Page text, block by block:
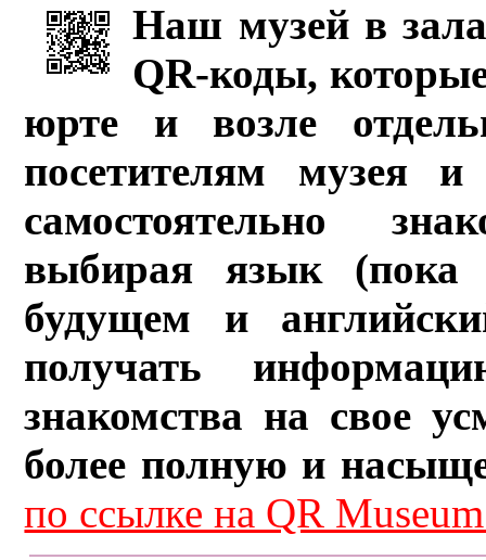
Наш музей в
QR-коды,
юрте и возле
посетителям музея и
самостоятельно
выбирая язык (пока
будущем и
получать
знакомства на свое
более полную и
по ссылке на QR